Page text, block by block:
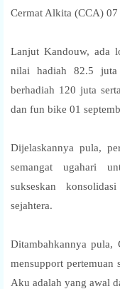
Cermat Alkita (CCA) 07
Lanjut Kandouw, ada
nilai hadiah 82.5 juta
berhadiah 120 juta
dan fun bike 01
Dijelaskannya pula,
semangat ugahari
sukseskan
sejahtera.
Ditambahkannya pula,
mensupport
Aku adalah yang awal